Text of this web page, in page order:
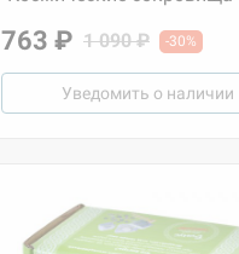
763 ₽ 1 090 ₽ -30%
Уведомить о наличии